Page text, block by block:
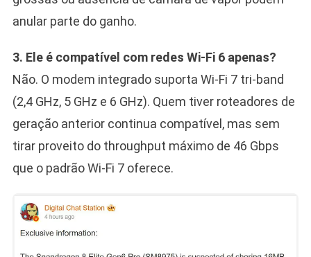
anular parte do ganho.
3. Ele é compatível com redes Wi-Fi 6 apenas?
Não. O modem integrado suporta Wi-Fi 7 tri-band
(2,4 GHz, 5 GHz e 6 GHz). Quem tiver roteadores de
geração anterior continua compatível, mas sem
tirar proveito do throughput máximo de 46 Gbps
que o padrão Wi-Fi 7 oferece.